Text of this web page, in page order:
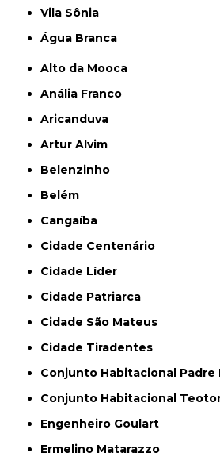
Vila Sônia
Água Branca
Alto da Mooca
Anália Franco
Aricanduva
Artur Alvim
Belenzinho
Belém
Cangaíba
Cidade Centenário
Cidade Líder
Cidade Patriarca
Cidade São Mateus
Cidade Tiradentes
Conjunto Habitacional
Conjunto Habitacional
Engenheiro Goulart
Ermelino Matarazzo